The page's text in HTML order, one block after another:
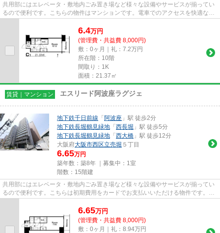
共用部にはエレベータ・敷地内ごみ置き場など様々な設備やサービスが揃ってい
るので便利です。こちらの物件はマンションです。電車でのアクセスを快適なも
6.4万円
(管理費・共益費 8,000円)
敷：0ヶ月｜礼：7.2万円
所在階：10階
間取り：1K
面積：21.37㎡
賃貸｜マンション エスリード阿波座ラグジェ
地下鉄千日前線 「 阿波座 」駅 徒歩2分
地下鉄長堀鶴見緑地 「 西長堀 」駅 徒歩5分
地下鉄長堀鶴見緑地 「 西大橋 」駅 徒歩12分
大阪府大阪市西区立売堀 ５丁目
6.65万円
築年数：築8年 ｜募集中： 1室
階数：15階建
共用部にはエレベータ・敷地内ごみ置き場など様々な設備やサービスが揃ってい
るので便利です。こちらは初期費用をカードでお支払いいただける物件です。
6.65万円
(管理費・共益費 8,000円)
敷：0ヶ月｜礼：8.94万円